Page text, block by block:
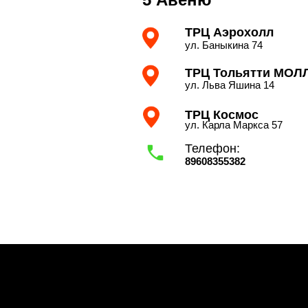
89608355382
Телефон:
ТРЦ Тольятти
ТРЦ Аэрохолл
ул. Льва Яшина 14
ул. Баныкина 74
ТРЦ Космос
ул. Карла Маркса 57